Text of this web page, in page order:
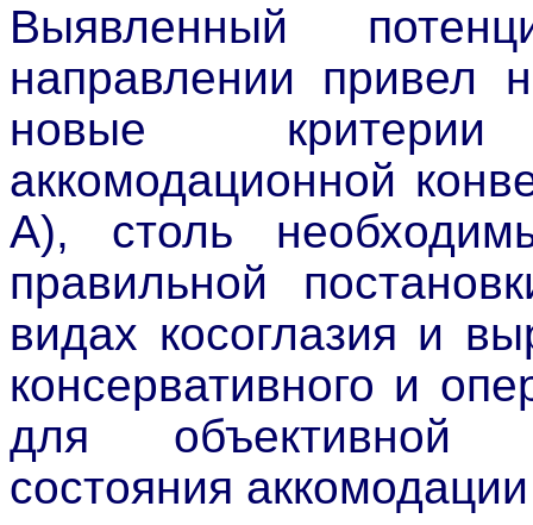
Выявленный
направлении привел
новые
аккомодационной
А), столь
правильной
видах косоглазия и
консервативного и
для объективной
состояния